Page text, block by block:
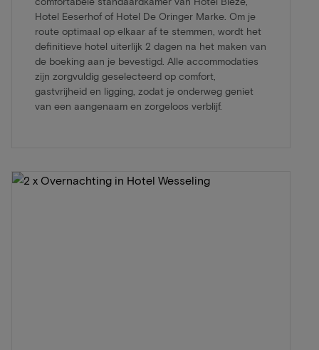
Hotel Eeserhof of Hotel De Oringer Marke. Om je
route optimaal op elkaar af te stemmen, wordt het
definitieve hotel uiterlijk 2 dagen na het maken van
de boeking aan je bevestigd. Alle accommodaties
zijn zorgvuldig geselecteerd op comfort,
gastvrijheid en ligging, zodat je onderweg geniet
van een aangenaam en zorgeloos verblijf.